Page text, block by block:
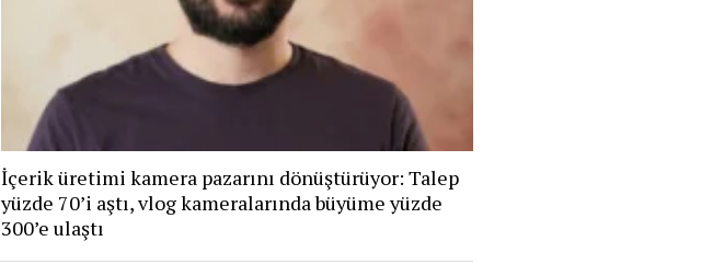
İçerik üretimi kamera pazarını dönüştürüyor: Talep
yüzde 70’i aştı, vlog kameralarında büyüme yüzde
300’e ulaştı